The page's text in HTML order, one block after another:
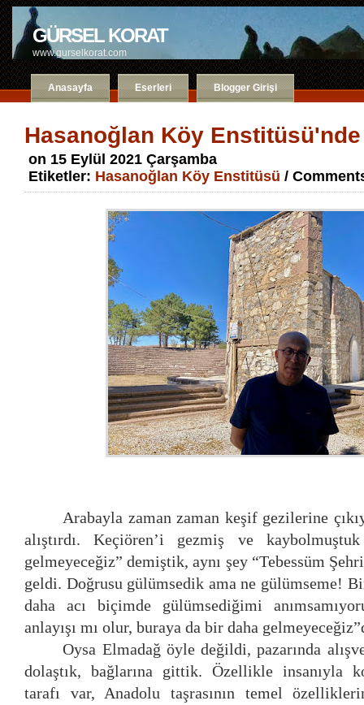
GÜRSEL KORAT
www.gurselkorat.com
Anasayfa Eserleri Blogger Girişi
Hasanoğlan Köy
on 15 Eylül 2021 Çarşamba
Etiketler: Hasanoğlan Köy Enstitüsü /
Arabayla zaman zaman keşif gezilerine
alıştırdı. Keçiören’i gezmiş ve
gelmeyeceğiz” demiştik, aynı şey “Tebessüm
geldi. Doğrusu gülümsedik ama ne gülümseme!
daha acı biçimde gülümsediğimi
anlayışı mı olur, buraya da bir daha
Oysa Elmadağ öyle değildi, pazarında
dolaştık, bağlarına gittik. Özellikle insanıyla
tarafı var, Anadolu taşrasının temel